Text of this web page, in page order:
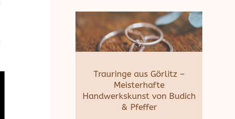
Trauringe aus Görlitz –
Meisterhafte
Handwerkskunst von Budich
& Pfeffer